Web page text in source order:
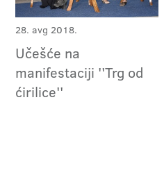
28. avg 2018.
Učešće na
manifestaciji ''Trg od
ćirilice''